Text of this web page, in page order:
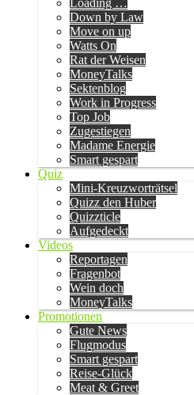
Loading …
Down by Law
Move on up
Watts On
Rat der Weisen
MoneyTalks
Sektenblog
Work in Progress
Top Job
Zugestiegen
Madame Energie
Smart gespart
Quiz
Mini-Kreuzworträtsel
Quizz den Huber
Quizzticle
Aufgedeckt
Videos
Reportagen
Fragenbot
Wein doch
MoneyTalks
Promotionen
Gute News
Flugmodus
Smart gespart
Reise-Glück
Meat & Greet